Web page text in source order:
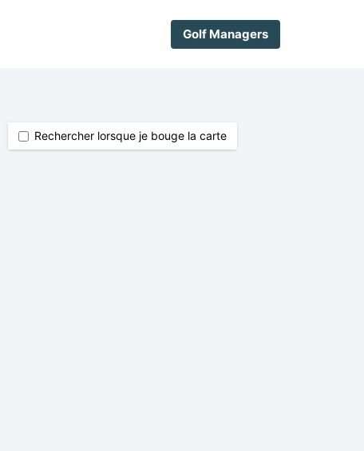
Golf Managers
Rechercher lorsque je bouge la carte